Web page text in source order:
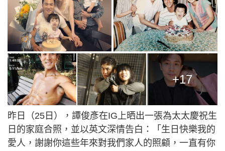
+17
昨日（25日），譚俊彥在IG上晒出一張為太太慶祝生
日的家庭合照，並以英文深情告白：「生日快樂我的
愛人，謝謝你這些年來對我們家人的照顧，一直有你